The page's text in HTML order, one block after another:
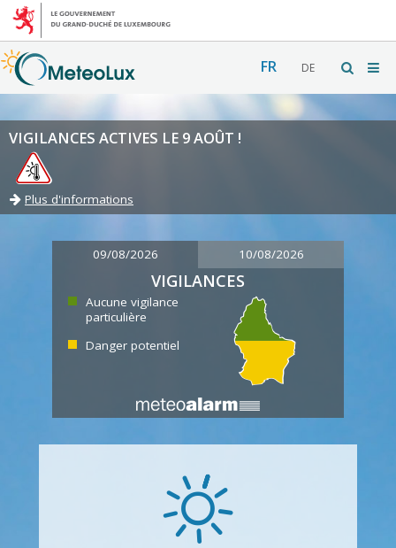
FR DE
VIGILANCES ACTIVES LE 9 AOÛT !
Plus d'informations
09/08/2026 10/08/2026
VIGILANCES
Aucune vigilance
particulière
Danger potentiel